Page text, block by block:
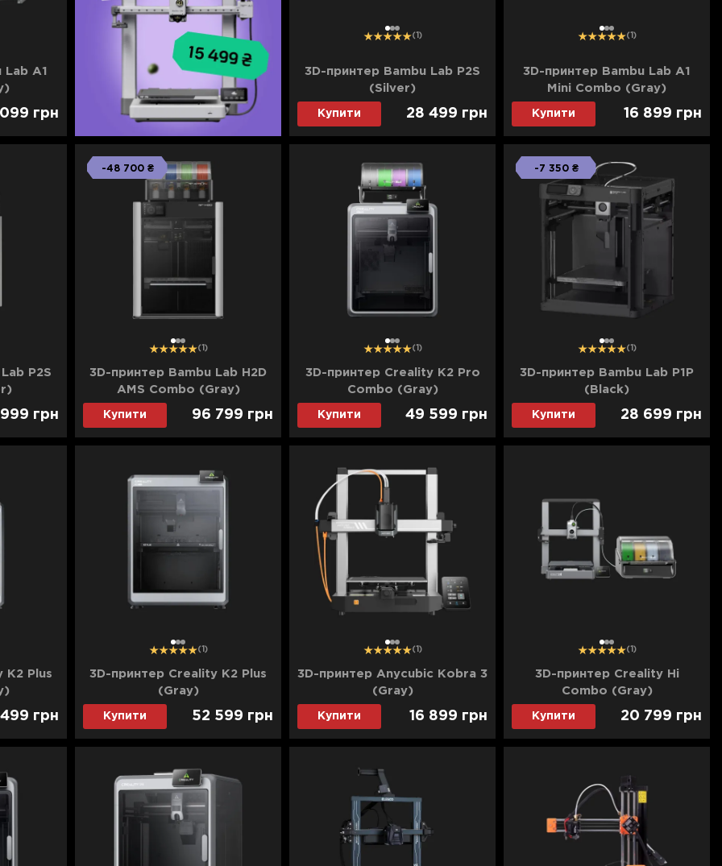
A1
грн
12 3 (1)
3D-принтер Bambu Lab P2S
(Silver)
Купити 28 499 грн
12 3 (1)
3D-принтер Bambu Lab A1
Mini Combo (Gray)
Купити 16 899 грн
P2S
грн
12 3
-48 700 ₴
(1)
3D-принтер Bambu Lab H2D
AMS Combo (Gray)
Купити 96 799 грн
12 3 (1)
3D-принтер Creality K2 Pro
Combo (Gray)
Купити 49 599 грн
12 3
-7 350 ₴
(1)
3D-принтер Bambu Lab P1P
(Black)
Купити 28 699 грн
K2 Plus
грн
12 3 (1)
3D-принтер Creality K2 Plus
(Gray)
Купити 52 599 грн
12 3 (1)
3D-принтер Anycubic Kobra 3
(Gray)
Купити 16 899 грн
12 3 (1)
3D-принтер Creality Hi
Combo (Gray)
Купити 20 799 грн